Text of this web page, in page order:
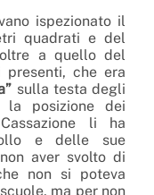
ispezionato il
quadrati e del
a quello del
che era
sulla testa degli
la posizione dei
li ha
e delle sue
aver svolto di
non si poteva
ma per non